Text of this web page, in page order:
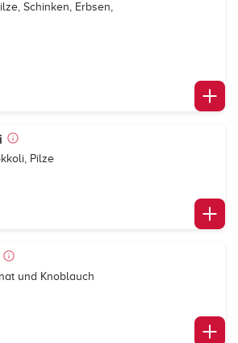
Schinken, Erbsen,
Pilze
und Knoblauch